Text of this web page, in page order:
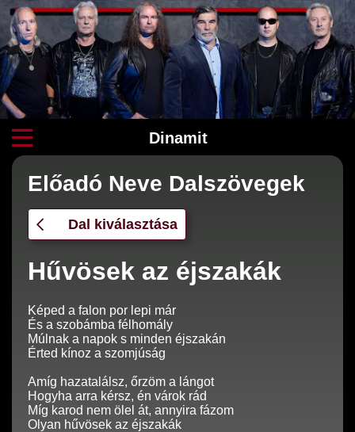
Dinamit
Előadó Neve Dalszövegek
Dal kiválasztása
Hűvösek az éjszakák
Képed a falon por lepi már
És a szobámba félhomály
Múlnak a napok s minden éjszakán
Érted kínoz a szomjúság
Amíg hazatalálsz, őrzöm a lángot
Hogyha arra kérsz, én várok rád
Míg karod nem ölel át, annyira fázom
Olyan hűvösek az éjszakák